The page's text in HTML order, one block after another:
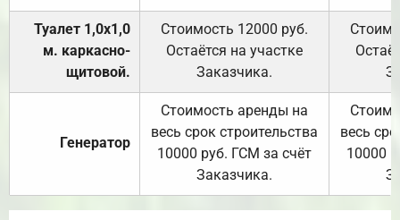
Туалет 1,0х1,0
м. каркасно-
щитовой.
Стоимость 12000 руб.
Остаётся на участке
Заказчика.
Генератор
Стоимость аренды на
весь срок строительства
10000 руб. ГСМ за счёт
Заказчика.
весь
10000